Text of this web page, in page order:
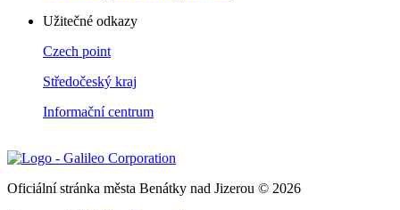
Užitečné odkazy
Czech point
Středočeský kraj
Informační centrum
Oficiální stránka města Benátky nad Jizerou © 2026